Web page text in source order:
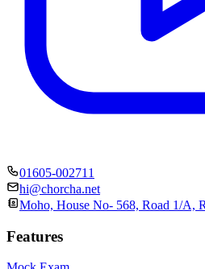
01605-002711
hi@chorcha.net
Moho, House No- 568, Road 1/A,
Features